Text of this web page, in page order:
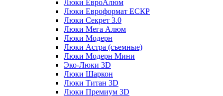
Люки ЕвроАлюм
Люки Евроформат ЕСКР
Люки Секрет 3.0
Люки Мега Алюм
Люки Модерн
Люки Астра (съемные)
Люки Модерн Мини
Эко-Люки 3D
Люки Шаркон
Люки Титан 3D
Люки Премиум 3D